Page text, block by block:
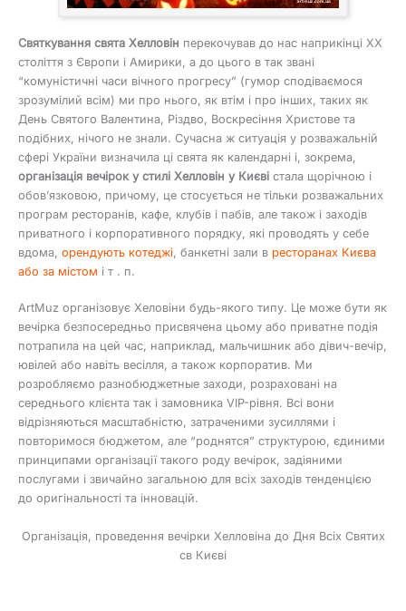
Святкування свята Хелловін перекочував до нас наприкінці ХХ
століття з Європи і Амирики, а до цього в так звані
“комуністичні часи вічного прогресу” (гумор сподіваємося
зрозумілий всім) ми про нього, як втім і про інших, таких як
День Святого Валентина, Різдво, Воскресіння Христове та
подібних, нічого не знали. Сучасна ж ситуація у розважальній
сфері України визначила ці свята як календарні і, зокрема,
організація вечірок у стилі Хелловін у Києві стала щорічною і
обов’язковою, причому, це стосується не тільки розважальних
програм ресторанів, кафе, клубів і пабів, але також і заходів
приватного і корпоративного порядку, які проводять у себе
вдома, орендують котеджі, банкетні зали в ресторанах Києва
або за містом і т . п.
ArtMuz організовує Хеловіни будь-якого типу. Це може бути як
вечірка безпосередньо присвячена цьому або приватне подія
потрапила на цей час, наприклад, мальчишник або дівич-вечір,
ювілей або навіть весілля, а також корпоратив. Ми
розробляємо разнобюджетные заходи, розраховані на
середнього клієнта так і замовника VIP-рівня. Всі вони
відрізняються масштабністю, затраченими зусиллями і
повторимося бюджетом, але “роднятся” структурою, єдиними
принципами організації такого роду вечірок, задіяними
послугами і звичайно загальною для всіх заходів тенденцією
до оригінальності та інновацій.
Організація, проведення вечірки Хелловіна до Дня Всіх Святих
св Києві